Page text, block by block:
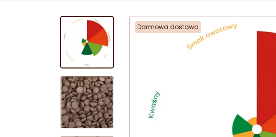
Darmowa dostawa